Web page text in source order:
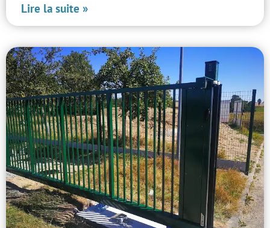
Lire la suite »